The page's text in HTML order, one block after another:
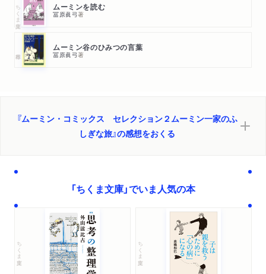
ちくま文庫 ムーミンを読む
冨原眞弓著
ムーミン谷のひみつの言葉
冨原眞弓著
『ムーミン・コミックス セレクション２ムーミン一家のふ
しぎな旅』の感想をおくる
「ちくま文庫」でいま人気の本
ちくま文庫 ちくま文庫